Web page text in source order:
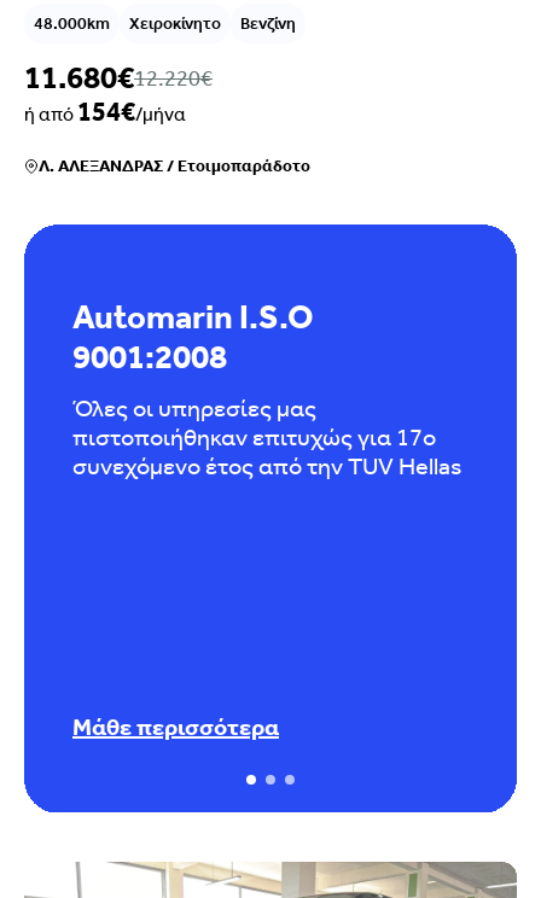
48.000km Χειροκίνητο Βενζίνη
11.680€12.220€
ή από 154€/μήνα
Λ. ΑΛΕΞΑΝΔΡΑΣ/Ετοιμοπαράδοτο
Automarin I.S.O
9001:2008
Όλες οι υπηρεσίες μας
πιστοποιήθηκαν επιτυχώς για 17ο
συνεχόμενο έτος από την TUV Hellas
Μάθε περισσότερα